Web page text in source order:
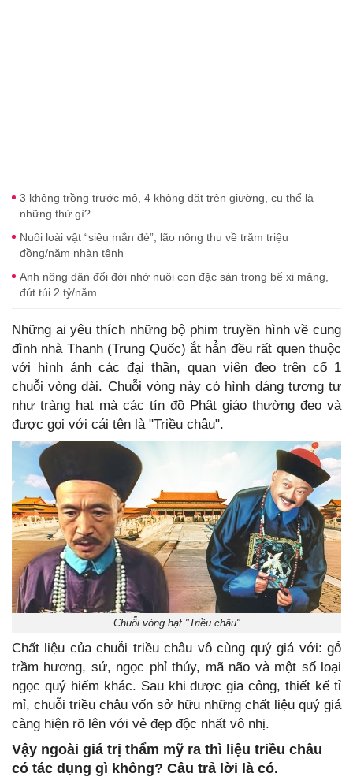
3 không trồng trước mộ, 4 không đặt trên giường, cụ thể là
những thứ gì?
Nuôi loài vật “siêu mắn đẻ”, lão nông thu về trăm triệu
đồng/năm nhàn tênh
Anh nông dân đổi đời nhờ nuôi con đặc sản trong bể xi măng,
đút túi 2 tỷ/năm
Những ai yêu thích những bộ phim truyền hình về cung
đình nhà Thanh (Trung Quốc) ắt hẳn đều rất quen thuộc
với hình ảnh các đại thần, quan viên đeo trên cổ 1
chuỗi vòng dài. Chuỗi vòng này có hình dáng tương tự
như tràng hạt mà các tín đồ Phật giáo thường đeo và
được gọi với cái tên là "Triều châu".
Chuỗi vòng hạt "Triều châu"
Chất liệu của chuỗi triều châu vô cùng quý giá với: gỗ
trầm hương, sứ, ngọc phỉ thúy, mã não và một số loại
ngọc quý hiếm khác. Sau khi được gia công, thiết kế tỉ
mỉ, chuỗi triều châu vốn sở hữu những chất liệu quý giá
càng hiện rõ lên với vẻ đẹp độc nhất vô nhị.
Vậy ngoài giá trị thẩm mỹ ra thì liệu triều châu
có tác dụng gì không? Câu trả lời là có.